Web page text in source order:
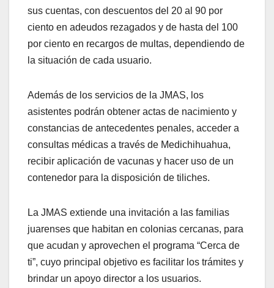
sus cuentas, con descuentos del 20 al 90 por
ciento en adeudos rezagados y de hasta del 100
por ciento en recargos de multas, dependiendo de
la situación de cada usuario.
Además de los servicios de la JMAS, los
asistentes podrán obtener actas de nacimiento y
constancias de antecedentes penales, acceder a
consultas médicas a través de Medichihuahua,
recibir aplicación de vacunas y hacer uso de un
contenedor para la disposición de tiliches.
La JMAS extiende una invitación a las familias
juarenses que habitan en colonias cercanas, para
que acudan y aprovechen el programa “Cerca de
ti”, cuyo principal objetivo es facilitar los trámites y
brindar un apoyo director a los usuarios.